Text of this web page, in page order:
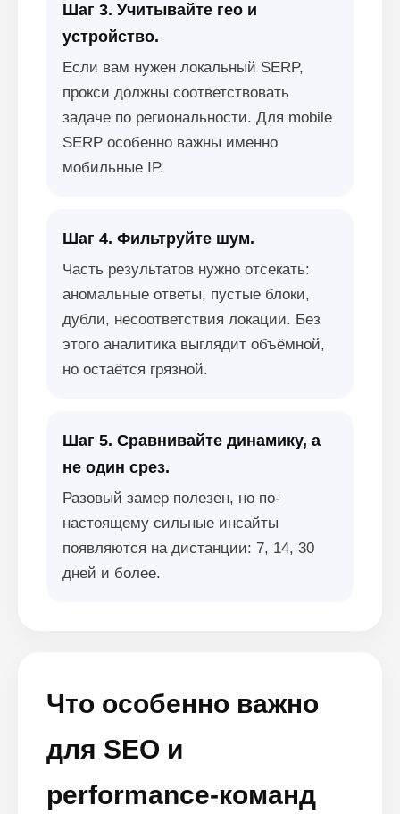
Шаг 3. Учитывайте гео и
устройство.
Если вам нужен локальный SERP,
прокси должны соответствовать
задаче по региональности. Для mobile
SERP особенно важны именно
мобильные IP.
Шаг 4. Фильтруйте шум.
Часть результатов нужно отсекать:
аномальные ответы, пустые блоки,
дубли, несоответствия локации. Без
этого аналитика выглядит объёмной,
но остаётся грязной.
Шаг 5. Сравнивайте динамику, а
не один срез.
Разовый замер полезен, но по-
настоящему сильные инсайты
появляются на дистанции: 7, 14, 30
дней и более.
Что особенно важно
для SEO и
performance-команд